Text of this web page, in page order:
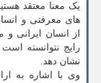
یک معنا معتقد
های معرفتی و
از انسان ایرانی
رایج نتوانسته
نشان دهد.
وی با اشاره به